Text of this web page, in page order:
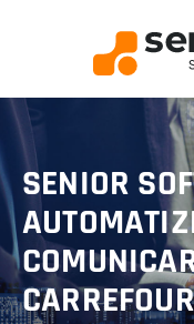
SENIOR
CARREFOUR